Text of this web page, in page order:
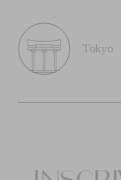
Tokyo